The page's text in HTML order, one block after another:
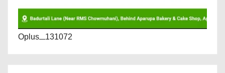
Oplus_131072